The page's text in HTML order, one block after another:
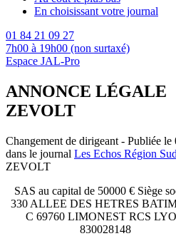
En choisissant votre journal
01 84 21 09 27
7h00 à 19h00 (non surtaxé)
Espace JAL-Pro
ANNONCE LÉGALE
ZEVOLT
Changement de dirigeant - Publiée le
dans le journal Les Echos Région
ZEVOLT
SAS au capital de 50000 € Siège
330 ALLEE DES HETRES
C 69760 LIMONEST RCS
830028148